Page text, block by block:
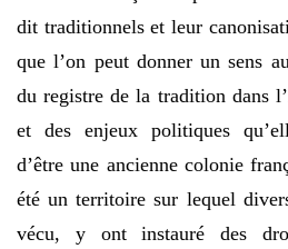
dit traditionnels et leur
que l’on peut donner un sens
du registre de la tradition dans
et des enjeux politiques
d’être une ancienne colonie
été un territoire sur lequel
vécu, y ont instauré des